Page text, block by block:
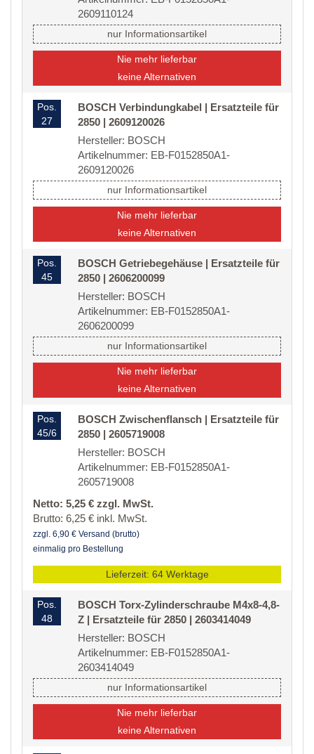
2609110124
nur Informationsartikel
Nie mehr lieferbar
keine Alternativen
Pos.
27
BOSCH Verbindungkabel | Ersatzteile für
2850 | 2609120026
Hersteller: BOSCH
Artikelnummer: EB-F0152850A1-
2609120026
nur Informationsartikel
Nie mehr lieferbar
keine Alternativen
Pos.
45
BOSCH Getriebegehäuse | Ersatzteile für
2850 | 2606200099
Hersteller: BOSCH
Artikelnummer: EB-F0152850A1-
2606200099
nur Informationsartikel
Nie mehr lieferbar
keine Alternativen
Pos.
45/6
BOSCH Zwischenflansch | Ersatzteile für
2850 | 2605719008
Hersteller: BOSCH
Artikelnummer: EB-F0152850A1-
2605719008
Netto: 5,25 € zzgl. MwSt.
Brutto: 6,25 € inkl. MwSt.
zzgl. 6,90 € Versand (brutto)
einmalig pro Bestellung
Lieferzeit: 64 Werktage
Pos.
48
BOSCH Torx-Zylinderschraube M4x8-4,8-
Z | Ersatzteile für 2850 | 2603414049
Hersteller: BOSCH
Artikelnummer: EB-F0152850A1-
2603414049
nur Informationsartikel
Nie mehr lieferbar
keine Alternativen